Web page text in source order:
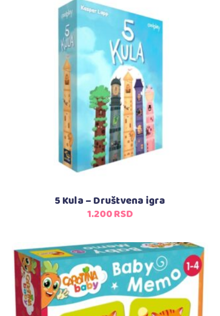
Dodaj u korpu
5 Kula – Društvena igra
1.200RSD